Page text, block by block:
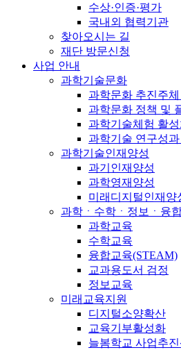
수상·인증·평가
국내외 협력기관
찾아오시는 길
재단 방문신청
사업 안내
과학기술문화
과학문화 추진주체
과학문화 정책 및
과학기술체험 활
과학기술 연구성
과학기술인재양성
과기인재양성
과학영재양성
미래디지털인재양
과학ㆍ수학ㆍ정보ㆍ융
과학교육
수학교육
융합교육(STEAM)
교과용도서 검정
정보교육
미래교육지원
디지털소양확산
교육기부활성화
늘봄학교 사업추진